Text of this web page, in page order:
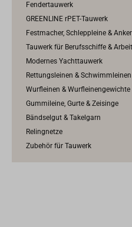
Fendertauwerk
GREENLINE rPET-Tauwerk
Festmacher, Schleppleine &
Tauwerk für Berufsschiffe &
Modernes Yachttauwerk
Rettungsleinen & Schwimmleinen
Wurfleinen & Wurfleinengewichte
Gummileine, Gurte & Zeisinge
Bändselgut & Takelgarn
Relingnetze
Zubehör für Tauwerk